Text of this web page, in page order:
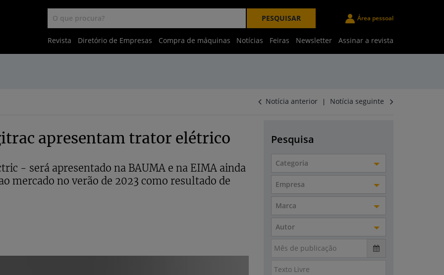
PESQUISAR Área pessoal
Revista Diretório de Empresas Compra de máquinas Notícias Feiras Newsletter Assinar a revista
Notícia anterior | Notícia seguinte
apresentam trator elétrico
- será apresentado na BAUMA e na EIMA ainda
mercado no verão de 2023 como resultado de
Pesquisa
Categoria
Empresa
Marca
Autor